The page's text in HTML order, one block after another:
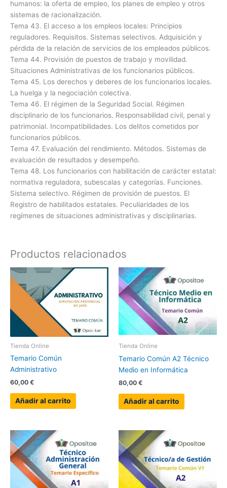
humanos: la oferta de empleo, los planes de empleo y otros
sistemas de racionalización.
Tema 43. El acceso a los empleos locales: Principios
reguladores. Requisitos. Sistemas selectivos. Adquisición y
pérdida de la relación de servicios de los empleados públicos.
Tema 44. Provisión de puestos de trabajo y movilidad.
Situaciones Administrativas de los funcionarios públicos.
Tema 45. Los derechos y deberes de los funcionarios locales.
La huelga y la negociación colectiva.
Tema 46. El régimen de la Seguridad Social. Régimen
disciplinario de los funcionarios. Responsabilidad civil, penal y
patrimonial. Incompatibilidades. Los delitos cometidos por
funcionarios públicos.
Tema 47. Evaluación del rendimiento. Métodos. Sistemas de
evaluación de resultados y desempeño.
Tema 48. Los funcionarios con habilitación de carácter estatal:
normativa reguladora, subescalas y categorías. Funciones.
Sistema selectivo. Régimen de provisión de puestos. El
Registro de habilitados estatales. Peculiaridades de los
regímenes de situaciones administrativas y disciplinarias.
Productos relacionados
Tienda Online
Temario Común
Administrativo
60,00 €
Añadir al carrito
Tienda Online
Temario Común A2 Técnico
Medio en Informática
80,00 €
Añadir al carrito